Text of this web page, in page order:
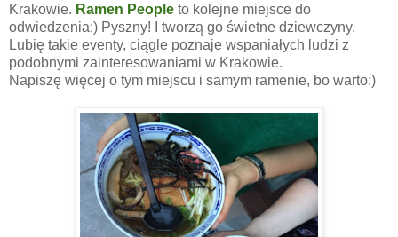
Krakowie. Ramen People to kolejne miejsce do
odwiedzenia:) Pyszny! I tworzą go świetne dziewczyny.
Lubię takie eventy, ciągle poznaje wspaniałych ludzi z
podobnymi zainteresowaniami w Krakowie.
Napiszę więcej o tym miejscu i samym ramenie, bo warto:)